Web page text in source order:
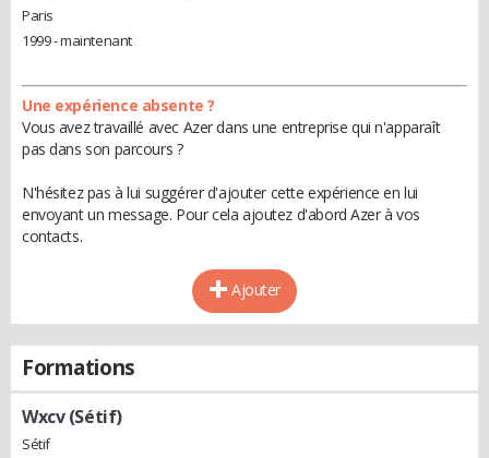
Paris
1999 - maintenant
Une expérience absente ?
Vous avez travaillé avec Azer dans une entreprise qui n'apparaît
pas dans son parcours ?
N'hésitez pas à lui suggérer d'ajouter cette expérience en lui
envoyant un message. Pour cela ajoutez d'abord Azer à vos
contacts.
Ajouter
Formations
Wxcv (Sétif)
Sétif